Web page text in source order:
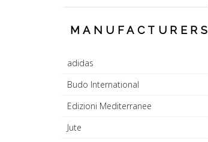
MANUFACTURERS
adidas
Budo International
Edizioni Mediterranee
Jute